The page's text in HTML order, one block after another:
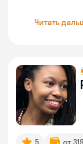
Читать
5 от